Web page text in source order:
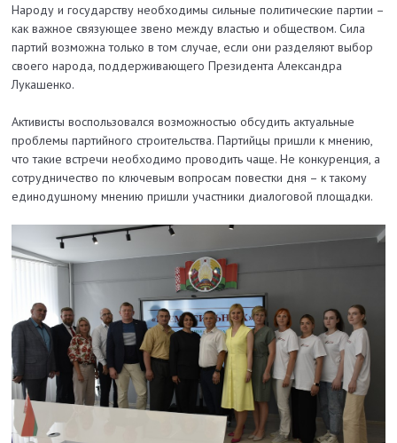
Народу и государству необходимы сильные политические партии –
как важное связующее звено между властью и обществом. Сила
партий возможна только в том случае, если они разделяют выбор
своего народа, поддерживающего Президента Александра
Лукашенко.
Активисты воспользовался возможностью обсудить актуальные
проблемы партийного строительства. Партийцы пришли к мнению,
что такие встречи необходимо проводить чаще. Не конкуренция, а
сотрудничество по ключевым вопросам повестки дня – к такому
единодушному мнению пришли участники диалоговой площадки.